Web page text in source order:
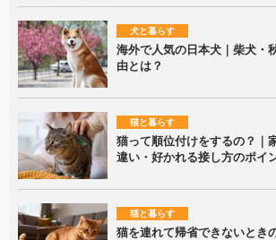
犬と暮らす
海外で人気の日本犬｜柴犬・
由とは？
猫と暮らす
猫って順位付けをするの？｜
違い・好かれる接し方のポイ
猫と暮らす
猫を連れて帰省できないとき